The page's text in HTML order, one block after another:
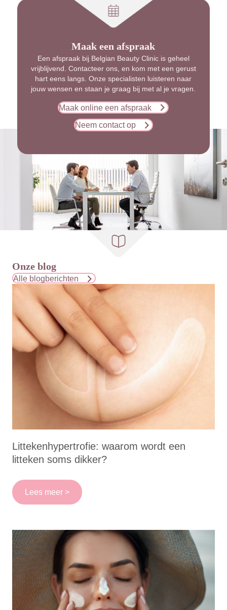
Maak een afspraak
Een afspraak bij Belgian Beauty Clinic is geheel
vrijblijvend. Contacteer ons, en kom met een gerust
hart eens langs. Onze specialisten luisteren naar
jouw wensen en staan je graag bij met al je vragen.
Maak online een afspraak
Neem contact op
Onze blog
Alle blogberichten
Littekenhypertrofie: waarom wordt een
litteken soms dikker?
Lees meer >